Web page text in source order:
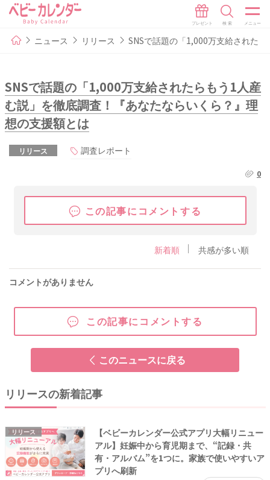
ニュース リリース SNSで話題の「1,000万支給された
SNSで話題の「1,000万支給されたらもう1人産
む説」を徹底調査！『あなたならいくら？』理
想の支援額とは
リリース 調査レポート
0
この記事にコメントする
新着順 共感が多い順
コメントがありません
この記事にコメントする
このニュースに戻る
リリースの新着記事
リリース
【ベビーカレンダー公式アプリ大幅リニュー
アル】妊娠中から育児期まで、“記録・共
有・アルバム”を1つに。家族で使いやすいア
プリへ刷新